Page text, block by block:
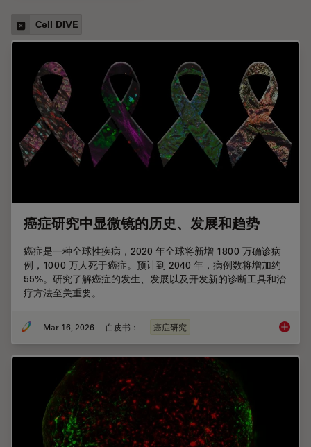
Cell DIVE
癌症研究中显微镜的历史、发展和趋势
癌症是一种全球性疾病，2020 年全球将新增 1800 万确诊病
例，1000 万人死于癌症。预计到 2040 年，病例数将增加约
55%。研究了解癌症的发生、发展以及开发新的诊断工具和治
疗方法至关重要。
Mar 16, 2026 白皮书： 癌症研究 癌症研